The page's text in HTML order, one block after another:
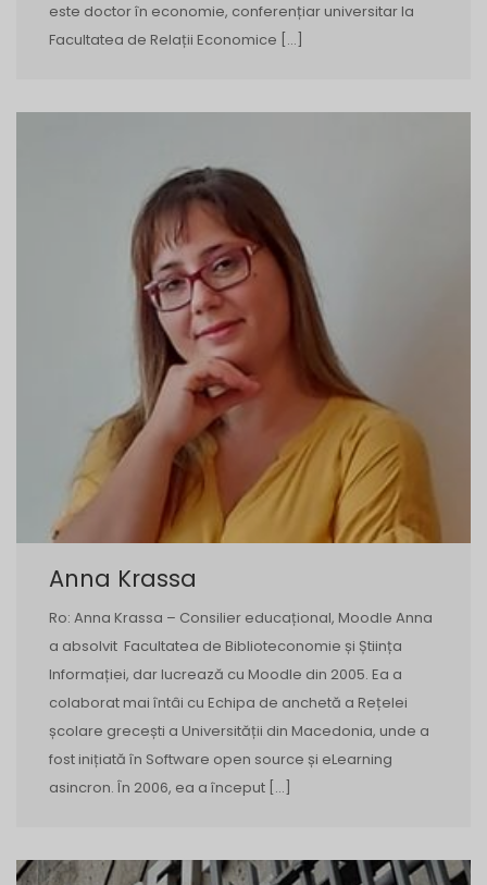
este doctor în economie, conferențiar universitar la
Facultatea de Relații Economice […]
Anna Krassa
Ro: Anna Krassa – Consilier educațional, Moodle Anna
a absolvit Facultatea de Biblioteconomie și Știința
Informației, dar lucrează cu Moodle din 2005. Ea a
colaborat mai întâi cu Echipa de anchetă a Rețelei
școlare grecești a Universității din Macedonia, unde a
fost inițiată în Software open source și eLearning
asincron. În 2006, ea a început […]